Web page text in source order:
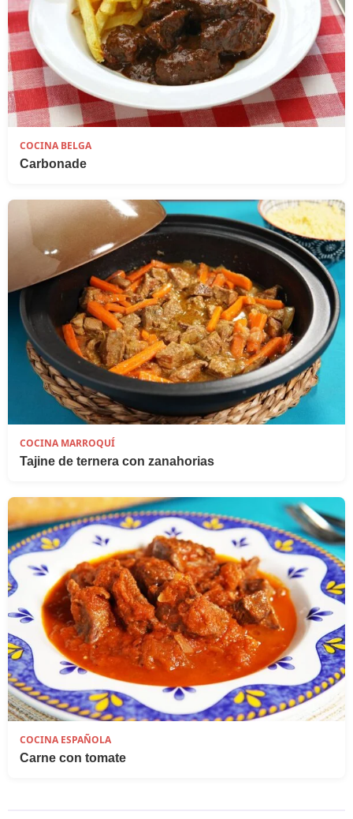
COCINA BELGA
Carbonade
COCINA MARROQUÍ
Tajine de ternera con zanahorias
COCINA ESPAÑOLA
Carne con tomate